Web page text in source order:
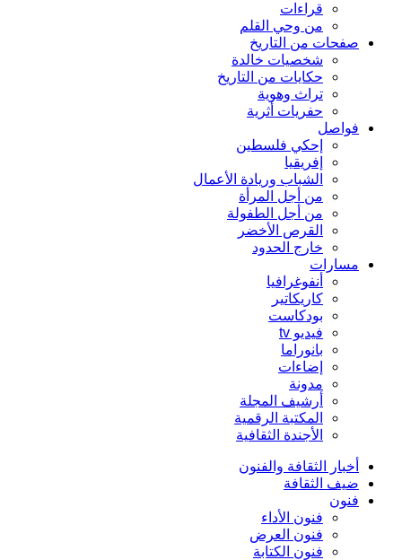
قراءات
من وحي القلم
صفحات من التاريخ
شخصيات خالدة
حكايات من التاريخ
تراث وهوية
حفريات أثرية
فواصل
إحكي فلسطين
إفريقيا
الشباب وريادة الأعمال
من أجل المرأة
من أجل الطفولة
القرص الأخضر
خارج الحدود
مسارات
أنفوغرافيا
كاريكاتير
بودكاست
فيديو tv
بانوراما
إضاءات
مدونة
أرشيف المجلة
المكتبة الرقمية
الأجندة الثقافية
أخبار الثقافة والفنون
ضيف الثقافة
فنون
فنون الأداء
فنون العرض
فنون الكتابة